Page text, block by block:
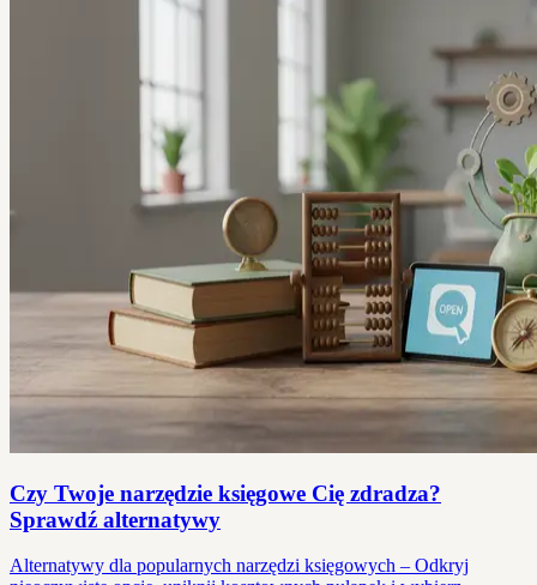
Czy Twoje narzędzie księgowe Cię zdradza?
Sprawdź alternatywy
Alternatywy dla popularnych narzędzi księgowych – Odkryj